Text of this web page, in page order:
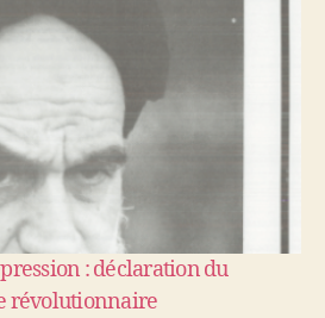
: déclaration du
révolutionnaire